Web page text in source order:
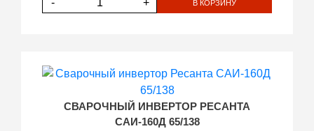
- + В КОРЗИНУ
СВАРОЧНЫЙ ИНВЕРТОР РЕСАНТА
САИ-160Д 65/138